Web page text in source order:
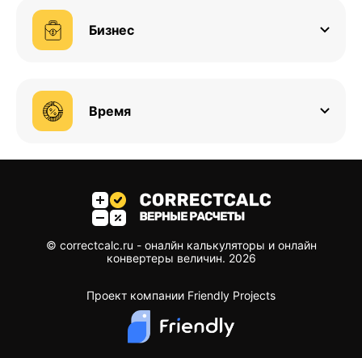
Бизнес
Время
© correctcalc.ru - оналйн калькуляторы и онлайн
конвертеры величин. 2026
Проект компании Friendly Projects